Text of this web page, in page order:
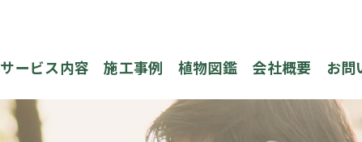
サービス内容 施工事例 植物図鑑 会社概要 お問